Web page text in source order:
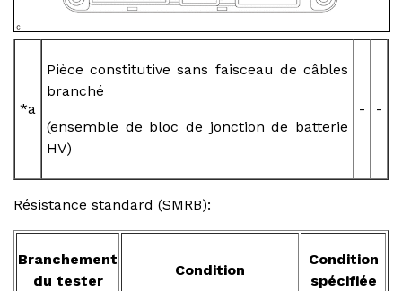
*a
Pièce constitutive sans faisceau de câbles
branché
(ensemble de bloc de jonction de batterie
HV)
- -
Résistance standard (SMRB):
Branchement
du tester
Condition
Condition
spécifiée